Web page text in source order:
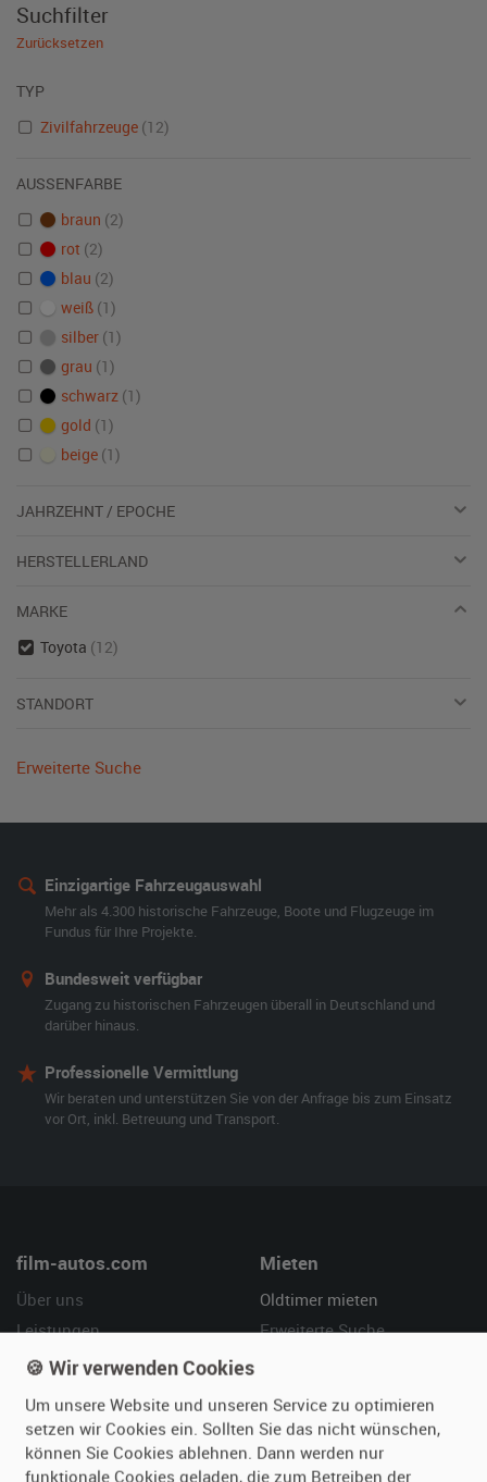
Suchfilter
Zurücksetzen
TYP
Zivilfahrzeuge (12)
AUSSENFARBE
braun (2)
rot (2)
blau (2)
weiß (1)
silber (1)
grau (1)
schwarz (1)
gold (1)
beige (1)
JAHRZEHNT / EPOCHE
HERSTELLERLAND
MARKE
Toyota (12)
STANDORT
Erweiterte Suche
Einzigartige Fahrzeugauswahl
Mehr als 4.300 historische Fahrzeuge, Boote und Flugzeuge im
Fundus für Ihre Projekte.
Bundesweit verfügbar
Zugang zu historischen Fahrzeugen überall in Deutschland und
darüber hinaus.
Professionelle Vermittlung
Wir beraten und unterstützen Sie von der Anfrage bis zum Einsatz
vor Ort, inkl. Betreuung und Transport.
film-autos.com
Über uns
Leistungen
Referenzen
Mieten
Oldtimer mieten
Erweiterte Suche
Vermieten Hilfe
🍪 Wir verwenden Cookies
Um unsere Website und unseren Service zu optimieren
setzen wir Cookies ein. Sollten Sie das nicht wünschen,
können Sie Cookies ablehnen. Dann werden nur
funktionale Cookies geladen, die zum Betreiben der